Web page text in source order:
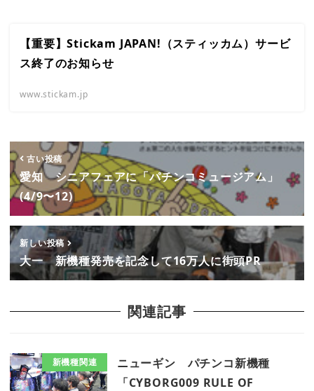
【重要】Stickam JAPAN!（スティッカム）サービ
ス終了のお知らせ
www.stickam.jp
古い投稿
愛知 シニアフェアに「パチンコミュージアム」
(4/9〜12)
新しい投稿
大一 新機種発売を記念して16万人に街頭PR
関連記事
新機種関連
ニューギン パチンコ新機種
「CYBORG009 RULE OF